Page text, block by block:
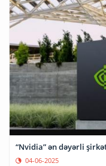
“Nvidia” ən dəyərli
04-06-2025